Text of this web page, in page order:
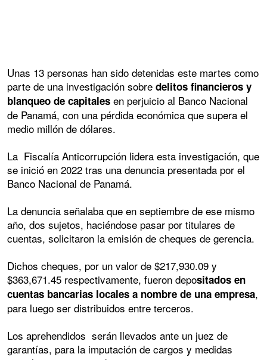
Unas 13 personas han sido detenidas este martes como
parte de una investigación sobre delitos financieros y
blanqueo de capitales en perjuicio al Banco Nacional
de Panamá, con una pérdida económica que supera el
medio millón de dólares.
La Fiscalía Anticorrupción lidera esta investigación, que
se inició en 2022 tras una denuncia presentada por el
Banco Nacional de Panamá.
La denuncia señalaba que en septiembre de ese mismo
año, dos sujetos, haciéndose pasar por titulares de
cuentas, solicitaron la emisión de cheques de gerencia.
Dichos cheques, por un valor de $217,930.09 y
$363,671.45 respectivamente, fueron depositados en
cuentas bancarias locales a nombre de una empresa,
para luego ser distribuidos entre terceros.
Los aprehendidos serán llevados ante un juez de
garantías, para la imputación de cargos y medidas